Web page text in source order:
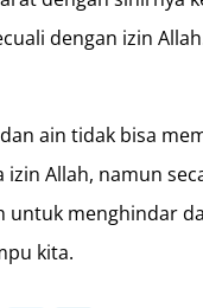
dengan izin
ain tidak bisa
Allah, namun
untuk menghindar
kita.